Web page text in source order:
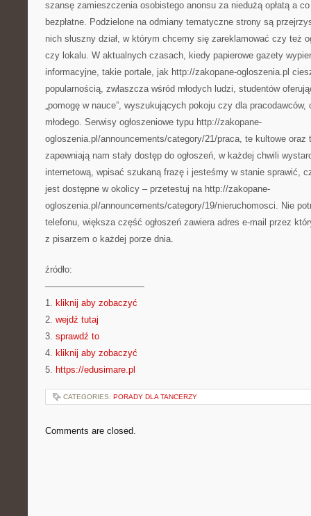
szansę zamieszczenia osobistego anonsu za niedużą opłatą a
bezpłatne. Podzielone na odmiany tematyczne strony są
nich słuszny dział, w którym chcemy się zareklamować czy też
czy lokalu. W aktualnych czasach, kiedy papierowe gazety
informacyjne, takie portale, jak http://zakopane-ogloszenia.pl
popularnością, zwłaszcza wśród młodych ludzi, studentów
„pomogę w nauce”, wyszukujących pokoju czy dla
młodego. Serwisy ogłoszeniowe typu http://zakopane-
ogloszenia.pl/announcements/category/21/praca, te kultowe oraz
zapewniają nam stały dostęp do ogłoszeń, w każdej chwili
internetową, wpisać szukaną frazę i jesteśmy w stanie sprawić,
jest dostępne w okolicy – przetestuj na http://zakopane-
ogloszenia.pl/announcements/category/19/nieruchomosci. Nie
telefonu, większa część ogłoszeń zawiera adres e-mail przez
z pisarzem o każdej porze dnia.
źródło:
———————————
1. kliknij aby zobaczyć
2. wejdź tutaj
3. sprawdź to
4. kliknij aby zobaczyć
5. https://edusimare.pl
CATEGORIES: PORADY DLA TANCERZY
Comments are closed.